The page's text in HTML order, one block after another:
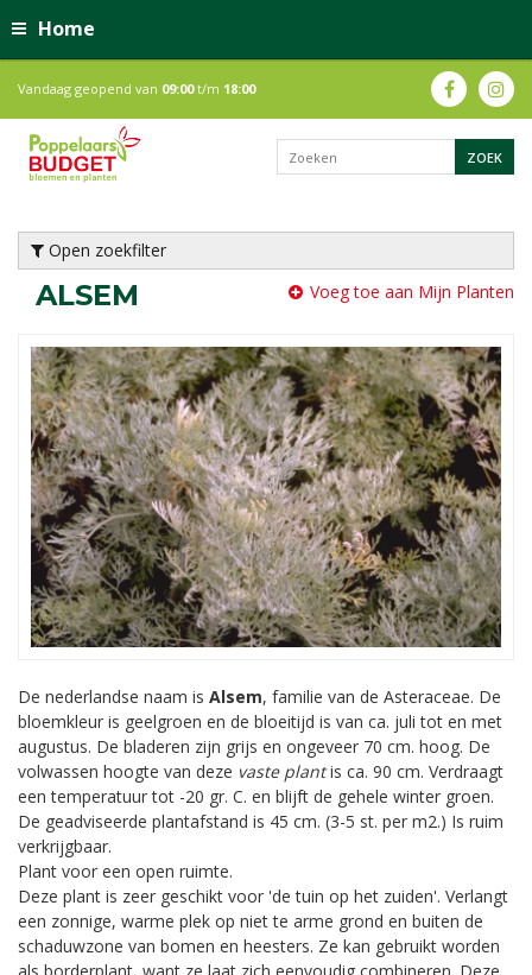
Home
Vandaag geopend van 09:00t/m 18:00
Open zoekfilter
ALSEM Voeg toe aan Mijn Planten
De nederlandse naam is Alsem, familie van de Asteraceae. De
bloemkleur is geelgroen en de bloeitijd is van ca. juli tot en met
augustus. De bladeren zijn grijs en ongeveer 70 cm. hoog. De
volwassen hoogte van deze vaste plantis ca. 90 cm. Verdraagt
een temperatuur tot -20 gr. C. en blijft de gehele winter groen.
De geadviseerde plantafstand is 45 cm. (3-5 st. per m2.) Is ruim
verkrijgbaar.
Plant voor een open ruimte.
Deze plant is zeer geschikt voor 'de tuin op het zuiden'. Verlangt
een zonnige, warme plek op niet te arme grond en buiten de
schaduwzone van bomen en heesters. Ze kan gebruikt worden